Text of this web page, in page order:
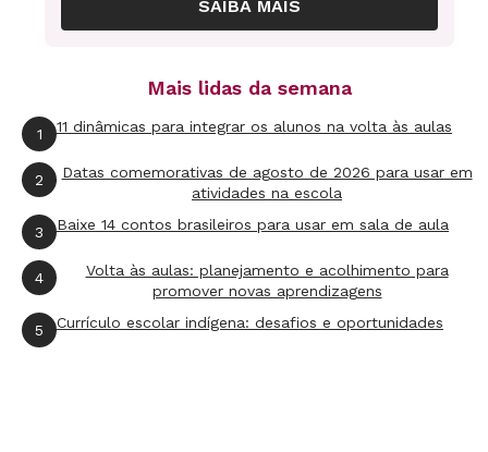
SAIBA MAIS
Mais lidas da semana
1 11 dinâmicas para integrar os alunos na volta às aulas
2
Datas comemorativas de agosto de 2026 para usar em
atividades na escola
3 Baixe 14 contos brasileiros para usar em sala de aula
4
Volta às aulas: planejamento e acolhimento para
promover novas aprendizagens
5 Currículo escolar indígena: desafios e oportunidades